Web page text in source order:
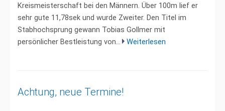
Kreismeisterschaft bei den Männern. Über 100m lief er
sehr gute 11,78sek und wurde Zweiter. Den Titel im
Stabhochsprung gewann Tobias Gollmer mit
persönlicher Bestleistung von...
Weiterlesen
Achtung, neue Termine!